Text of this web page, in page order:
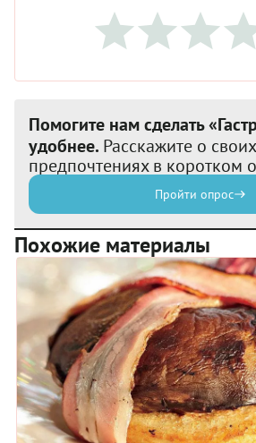
Помогите нам сделать
удобнее. Расскажите о своих
предпочтениях в коротком
Пройти опрос
Похожие материалы